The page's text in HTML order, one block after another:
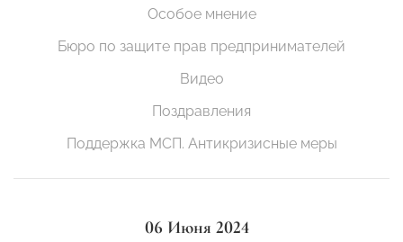
Особое мнение
Бюро по защите прав предпринимателей
Видео
Поздравления
Поддержка МСП. Антикризисные меры
06 Июня 2024